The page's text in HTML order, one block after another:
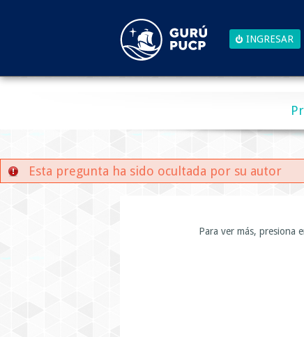
Esta pregunta ha sido ocultada por su autor
Para ver más, presiona